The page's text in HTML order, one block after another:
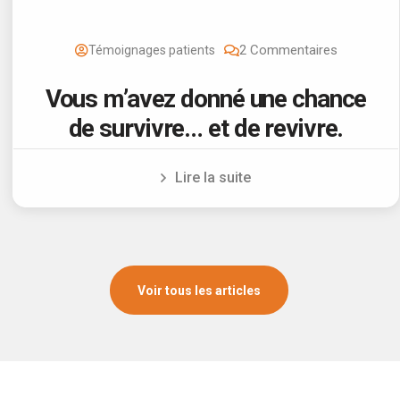
Témoignages patients 2 Commentaires
Vous m’avez donné une chance
de survivre… et de revivre.
Lire la suite
Voir tous les articles